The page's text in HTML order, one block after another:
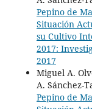
Pepino de
Situación
su Cultivo
2017:
2017
Miguel A.
A. Sánchez-
Pepino de